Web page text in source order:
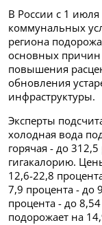
В России с 1
коммунальных
региона
основных причин
повышения
обновления
инфраструктуры.
Эксперты
холодная вода
горячая - до
гигакалорию.
12,6-22,8
7,9 процента - до
процента - до
подорожает на